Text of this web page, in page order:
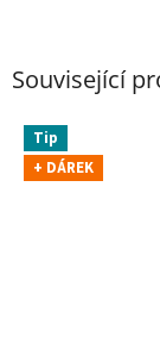
Související
Tip
+ DÁREK